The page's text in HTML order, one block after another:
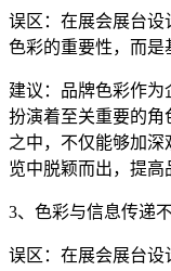
误区：在展会展台设
色彩的重要性，而是
建议：品牌色彩作
扮演着至关重要的角
之中，不仅能够加
览中脱颖而出，提高
3、色彩与信息传递
误区：在展会展台设